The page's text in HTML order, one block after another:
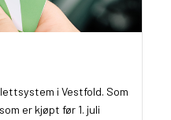
i Vestfold. Som
er kjøpt før 1. juli